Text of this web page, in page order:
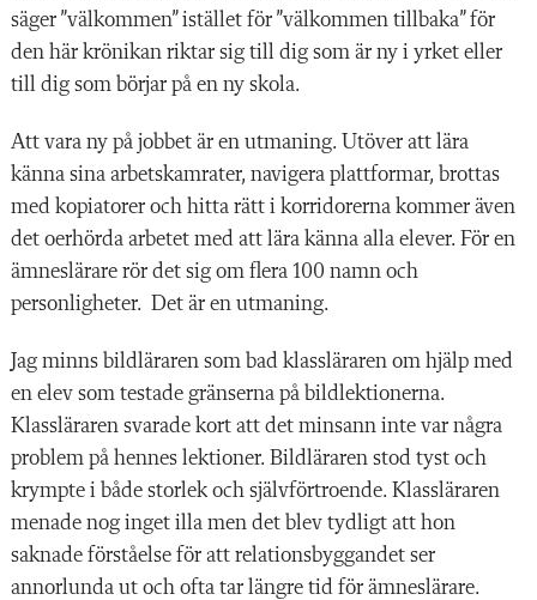
säger ”välkommen” istället för ”välkommen tillbaka” för
den här krönikan riktar sig till dig som är ny i yrket eller
till dig som börjar på en ny skola.
Att vara ny på jobbet är en utmaning. Utöver att lära
känna sina arbetskamrater, navigera plattformar, brottas
med kopiatorer och hitta rätt i korridorerna kommer även
det oerhörda arbetet med att lära känna alla elever. För en
ämneslärare rör det sig om flera 100 namn och
personligheter. Det är en utmaning.
Jag minns bildläraren som bad klassläraren om hjälp med
en elev som testade gränserna på bildlektionerna.
Klassläraren svarade kort att det minsann inte var några
problem på hennes lektioner. Bildläraren stod tyst och
krympte i både storlek och självförtroende. Klassläraren
menade nog inget illa men det blev tydligt att hon
saknade förståelse för att relationsbyggandet ser
annorlunda ut och ofta tar längre tid för ämneslärare.